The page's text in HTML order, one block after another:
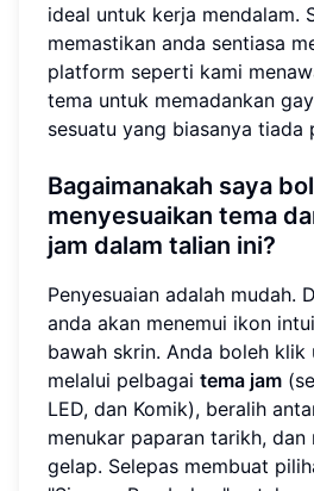
ideal untuk kerja mendalam.
memastikan anda sentiasa
platform seperti kami
tema untuk memadankan
sesuatu yang biasanya tiada
Bagaimanakah saya
menyesuaikan tema
jam dalam talian ini?
Penyesuaian adalah mudah.
anda akan menemui ikon
bawah skrin. Anda boleh klik
melalui pelbagai tema jam
LED, dan Komik), beralih
menukar paparan tarikh,
gelap. Selepas membuat